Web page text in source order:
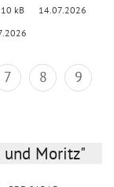
kB 14.07.2026
7 8
9
Moritz"